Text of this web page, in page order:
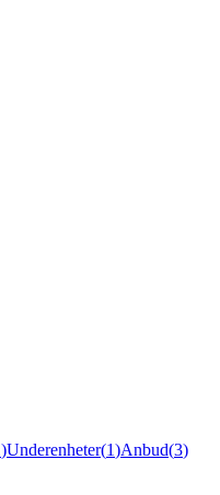
)Underenheter(1)Anbud(3)